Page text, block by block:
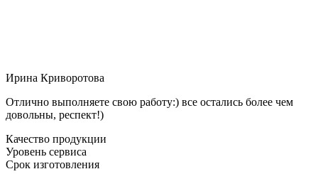
Ирина Криворотова
Отлично выполняете свою работу:) все остались более чем
довольны, респект!)
Качество продукции
Уровень сервиса
Срок изготовления